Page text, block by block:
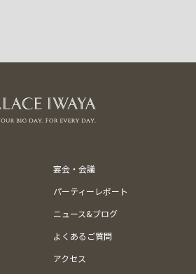
宴会・会議
パーティーレポート
ニュース&ブログ
よくあるご質問
アクセス